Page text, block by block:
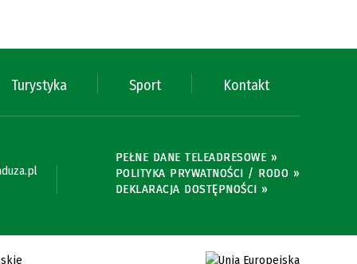
Turystyka Sport Kontakt
PEŁNE DANE TELEADRESOWE »
POLITYKA PRYWATNOŚCI / RODO »
DEKLARACJA DOSTĘPNOŚCI »